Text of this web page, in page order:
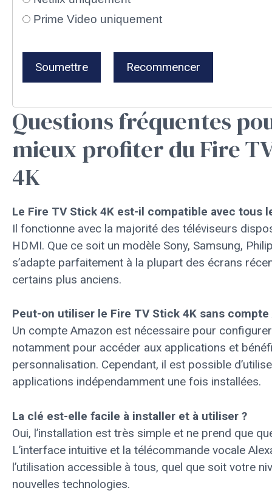
Prime Video uniquement
Soumettre Recommencer
Questions fréquentes
mieux profiter du Fire
4K
Le Fire TV Stick 4K est-il compatible avec tous
Il fonctionne avec la majorité des téléviseurs
HDMI. Que ce soit un modèle Sony, Samsung,
s’adapte parfaitement à la plupart des écrans
certains plus anciens.
Peut-on utiliser le Fire TV Stick 4K sans compte
Un compte Amazon est nécessaire pour configurer
notamment pour accéder aux applications et
personnalisation. Cependant, il est possible
applications indépendamment une fois installées.
La clé est-elle facile à installer et à utiliser ?
Oui, l’installation est très simple et ne prend que
L’interface intuitive et la télécommande vocale
l’utilisation accessible à tous, quel que soit votre
nouvelles technologies.